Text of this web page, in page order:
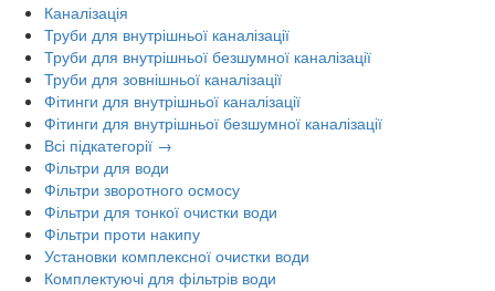
Каналізація
Труби для внутрішньої каналізації
Труби для внутрішньої безшумної каналізації
Труби для зовнішньої каналізації
Фітинги для внутрішньої каналізації
Фітинги для внутрішньої безшумної каналізації
Всі підкатегорії →
Фільтри для води
Фільтри зворотного осмосу
Фільтри для тонкої очистки води
Фільтри проти накипу
Установки комплексної очистки води
Комплектуючі для фільтрів води